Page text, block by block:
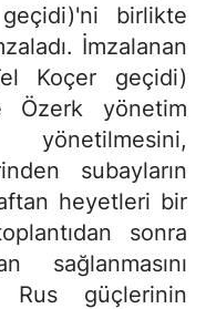
birlikte
İmzalanan
Koçer geçidi)
Özerk yönetim
subayların
heyetleri bir
sonra
sağlanmasını
güçlerinin